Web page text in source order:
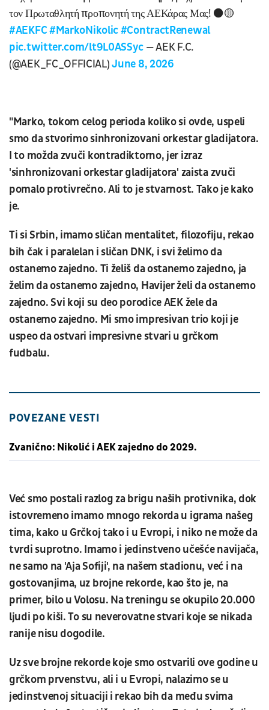
τον Πρωταθλητή προπονητή της ΑΕΚάρας Μας! ⚫️🟡
#AEKFC#MarkoNikolic#ContractRenewal
pic.twitter.com/lt9L0ASSyc — AEK F.C.
(@AEK_FC_OFFICIAL)June 8, 2026
"Marko, tokom celog perioda koliko si ovde, uspeli
smo da stvorimo sinhronizovani orkestar gladijatora.
I to možda zvuči kontradiktorno, jer izraz
'sinhronizovani orkestar gladijatora' zaista zvuči
pomalo protivrečno. Ali to je stvarnost. Tako je kako
je.
Ti si Srbin, imamo sličan mentalitet, filozofiju, rekao
bih čak i paralelan i sličan DNK, i svi želimo da
ostanemo zajedno. Ti želiš da ostanemo zajedno, ja
želim da ostanemo zajedno, Havijer želi da ostanemo
zajedno. Svi koji su deo porodice AEK žele da
ostanemo zajedno. Mi smo impresivan trio koji je
uspeo da ostvari impresivne stvari u grčkom
fudbalu.
POVEZANE VESTI
Zvanično: Nikolić i AEK zajedno do 2029.
Već smo postali razlog za brigu naših protivnika, dok
istovremeno imamo mnogo rekorda u igrama našeg
tima, kako u Grčkoj tako i u Evropi, i niko ne može da
tvrdi suprotno. Imamo i jedinstveno učešće navijača,
ne samo na 'Aja Sofiji', na našem stadionu, već i na
gostovanjima, uz brojne rekorde, kao što je, na
primer, bilo u Volosu. Na treningu se okupilo 20.000
ljudi po kiši. To su neverovatne stvari koje se nikada
ranije nisu dogodile.
Uz sve brojne rekorde koje smo ostvarili ove godine u
grčkom prvenstvu, ali i u Evropi, nalazimo se u
jedinstvenoj situaciji i rekao bih da među svima